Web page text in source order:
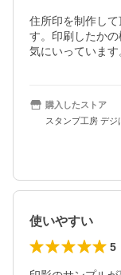
住所印を制作し
す。印刷したか
気にいっています
購入したストア
スタンプ工房 デジ
使いやすい
5